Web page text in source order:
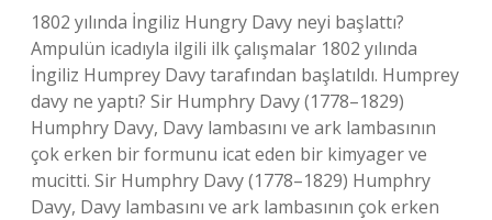
1802 yılında İngiliz Hungry Davy neyi başlattı?
Ampulün icadıyla ilgili ilk çalışmalar 1802 yılında
İngiliz Humprey Davy tarafından başlatıldı. Humprey
davy ne yaptı? Sir Humphry Davy (1778–1829)
Humphry Davy, Davy lambasını ve ark lambasının
çok erken bir formunu icat eden bir kimyager ve
mucitti. Sir Humphry Davy (1778–1829) Humphry
Davy, Davy lambasını ve ark lambasının çok erken